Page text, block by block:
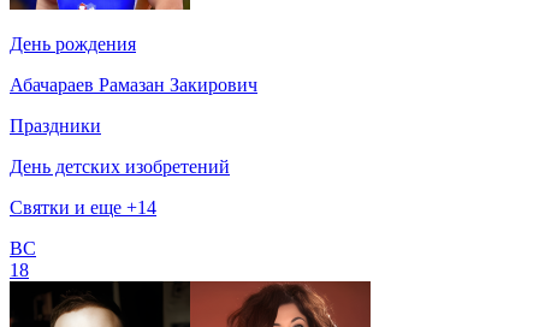
День рождения
Абачараев Рамазан Закирович
Праздники
День детских изобретений
Святки и еще +14
ВС
18